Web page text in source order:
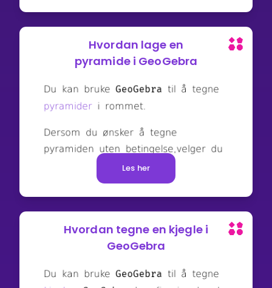
Hvordan lage en
pyramide i GeoGebra
Les her
Hvordan tegne en kjegle i
GeoGebra